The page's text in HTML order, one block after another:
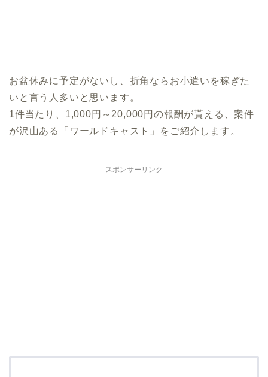
お盆休みに予定がないし、折角ならお小遣いを稼ぎた
いと言う人多いと思います。
1件当たり、1,000円～20,000円の報酬が貰える、案件
が沢山ある「ワールドキャスト」をご紹介します。
スポンサーリンク